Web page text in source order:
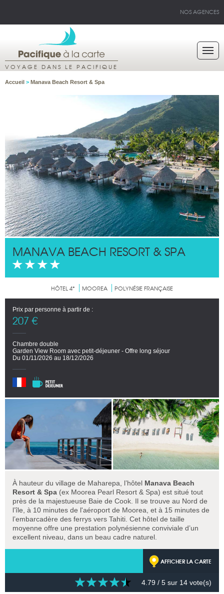
NOS AGENCES
VOYAGE DANS LE PACIFIQUE
Accueil > Manava Beach Resort & Spa
MANAVA BEACH RESORT & SPA
HÔTEL 4* MOOREA POLYNÉSIE FRANÇAISE
Prix par personne à partir de :
207 €
Chambre double
Garden View Room avec petit-déjeuner - Offre long séjour
Du 01/11/2026 au 18/12/2026
À hauteur du village de Maharepa, l’hôtel Manava Beach
Resort & Spa (ex Moorea Pearl Resort & Spa) est situé tout
près de la majestueuse Baie de Cook. Il se trouve au Nord de
l’île, à 10 minutes de l'aéroport de Moorea, et à 15 minutes de
l’embarcadère des ferrys vers Tahiti. Cet hôtel de taille
moyenne offre une prestation polynésienne conviviale d’un
excellent niveau, dans un beau cadre naturel.
AFFICHER LA CARTE
4.79 / 5 sur 14 vote(s)